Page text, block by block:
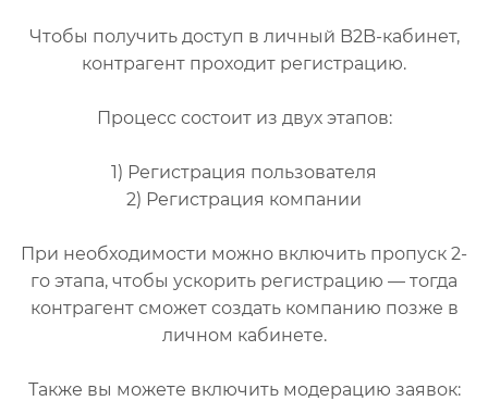
Чтобы получить доступ в личный B2B-кабинет,
контрагент проходит регистрацию.
Процесс состоит из двух этапов:
1) Регистрация пользователя
2) Регистрация компании
При необходимости можно включить пропуск 2-
го этапа, чтобы ускорить регистрацию — тогда
контрагент сможет создать компанию позже в
личном кабинете.
Также вы можете включить модерацию заявок: